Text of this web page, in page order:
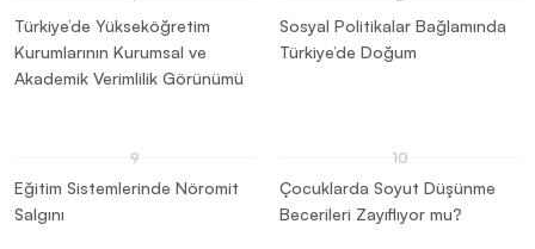
Türkiye’de Yükseköğretim
Kurumlarının Kurumsal ve
Akademik Verimlilik Görünümü
Sosyal Politikalar Bağlamında
Türkiye’de Doğum
Eğitim Sistemlerinde Nöromit
Salgını
Çocuklarda Soyut Düşünme
Becerileri Zayıflıyor mu?